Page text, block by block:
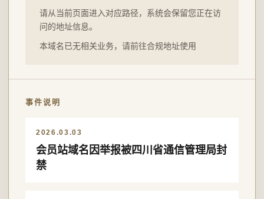
请从当前页面进入对应路径，系统会保留您正在访
问的地址信息。
本域名已无相关业务，请前往合规地址使用
事件说明
2026.03.03
会员站域名因举报被四川省通信管理局封
禁